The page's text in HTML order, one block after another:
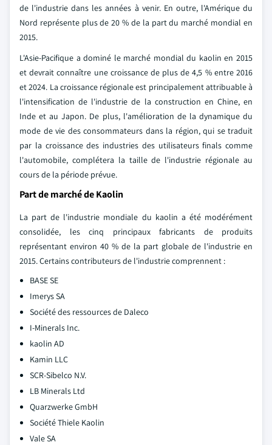
de l'industrie dans les années à venir. En outre, l'Amérique du
Nord représente plus de 20 % de la part du marché mondial en
2015.
L'Asie-Pacifique a dominé le marché mondial du kaolin en 2015
et devrait connaître une croissance de plus de 4,5 % entre 2016
et 2024. La croissance régionale est principalement attribuable à
l'intensification de l'industrie de la construction en Chine, en
Inde et au Japon. De plus, l'amélioration de la dynamique du
mode de vie des consommateurs dans la région, qui se traduit
par la croissance des industries des utilisateurs finals comme
l'automobile, complétera la taille de l'industrie régionale au
cours de la période prévue.
Part de marché de Kaolin
La part de l'industrie mondiale du kaolin a été modérément
consolidée, les cinq principaux fabricants de produits
représentant environ 40 % de la part globale de l'industrie en
2015. Certains contributeurs de l'industrie comprennent :
BASE SE
Imerys SA
Société des ressources de Daleco
I-Minerals Inc.
kaolin AD
Kamin LLC
SCR-Sibelco N.V.
LB Minerals Ltd
Quarzwerke GmbH
Société Thiele Kaolin
Vale SA